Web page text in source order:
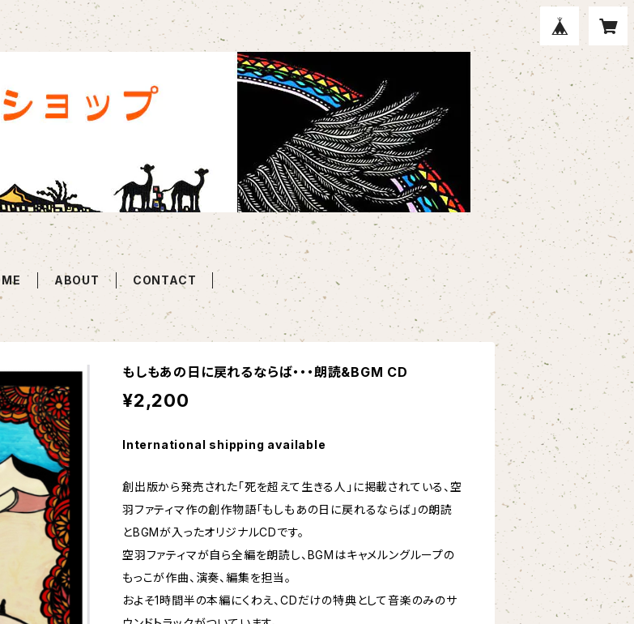
ABOUT CONTACT
もしもあの日に戻れるならば・・・朗読&BGM CD
¥2,200
International shipping available
創出版から発売された「死を超えて生きる人」に掲載されている、空
羽ファティマ作の創作物語「もしもあの日に戻れるならば」の朗読
とBGMが入ったオリジナルCDです。
空羽ファティマが自ら全編を朗読し、BGMはキャメルングループの
もっこが作曲、演奏、編集を担当。
およそ1時間半の本編にくわえ、CDだけの特典として音楽のみのサ